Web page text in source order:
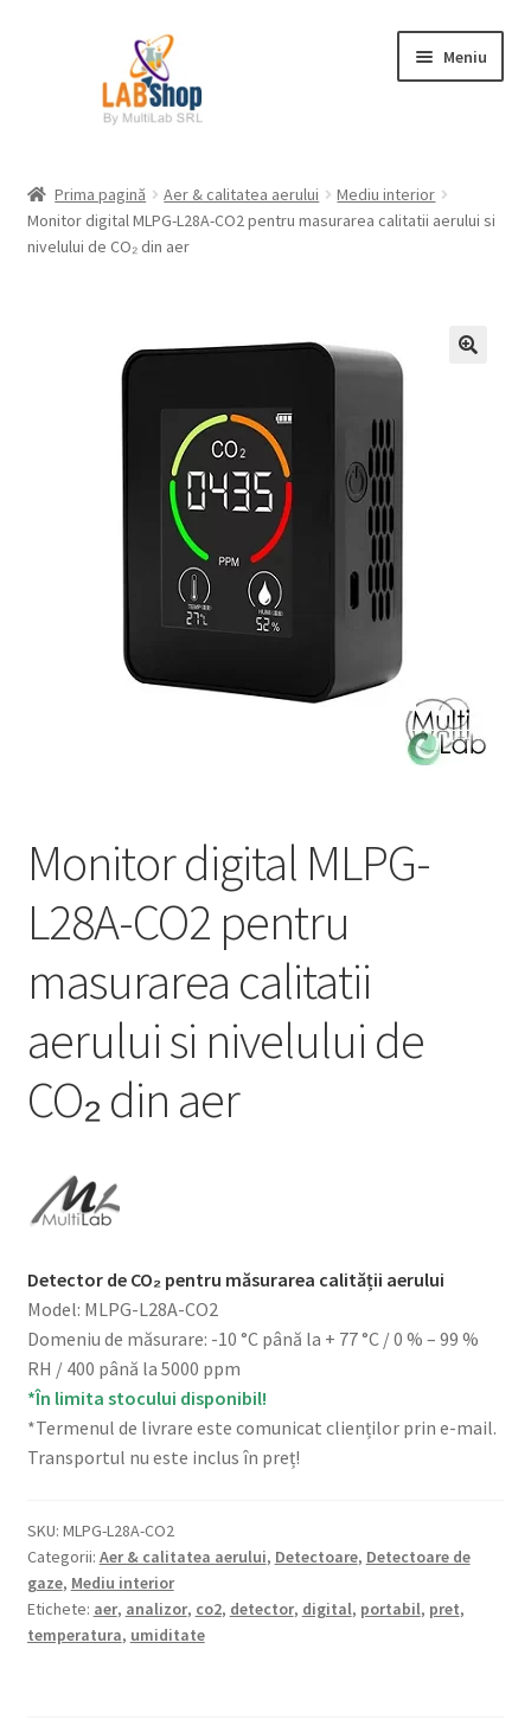
Meniu
Contul meu
Condiții generale
Prelucrarea datelor cu caracter personal
Prima pagină Aer & calitatea aerului
Mediu interior
Monitor digital MLPG-L28A-CO2 pentru masurarea calitatii aerului si
nivelului de CO₂ din aer
Monitor digital MLPG-
L28A-CO2 pentru
masurarea calitatii
aerului si nivelului de
CO₂ din aer
Detector de CO₂ pentru măsurarea calității aerului
Model: MLPG-L28A-CO2
Domeniu de măsurare: -10 °C până la + 77 °C / 0 % – 99 %
RH / 400 până la 5000 ppm
*În limita stocului disponibil!
*Termenul de livrare este comunicat clienților prin e-mail.
Transportul nu este inclus în preț!
SKU: MLPG-L28A-CO2
Categorii: Aer & calitatea aerului, Detectoare, Detectoare de
gaze, Mediu interior
Etichete: aer, analizor, co2, detector, digital, portabil, pret,
temperatura, umiditate